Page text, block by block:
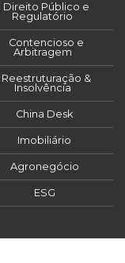
Direito Público e
Regulatório
Contencioso e
Arbitragem
Reestruturação &
Insolvência
China Desk
Imobiliário
Agronegócio
ESG